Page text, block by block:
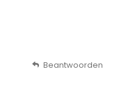
Beantwoorden